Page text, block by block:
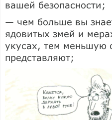
вашей безопасности;
— чем больше вы
ядовитых змей и
укусах, тем меньшую
представляют;